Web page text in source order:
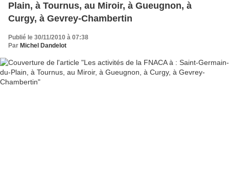
Plain, à Tournus, au Miroir, à Gueugnon, à
Curgy, à Gevrey-Chambertin
Publié le 30/11/2010 à 07:38
Par Michel Dandelot